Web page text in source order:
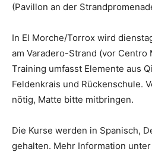
(Pavillon an der
In El Morche/Torrox wird
am Varadero-Strand (vor Centro
Training umfasst Elemente aus
Feldenkrais und Rückenschule.
nötig, Matte bitte mitbringen.
Die Kurse werden in Spanisch,
gehalten. Mehr Information